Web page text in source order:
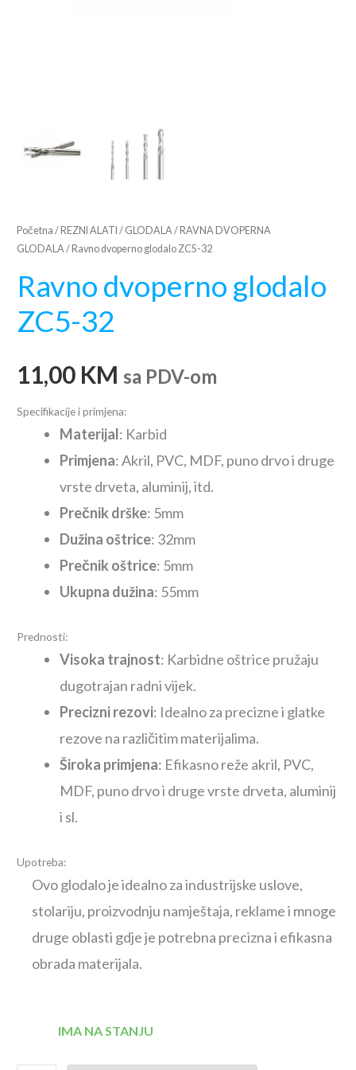
Početna / REZNI ALATI / GLODALA/ RAVNA DVOPERNA
GLODALA/ Ravno dvoperno glodalo ZC5-32
Ravno dvoperno glodalo
ZC5-32
11,00 KM sa PDV-om
Specifikacije i primjena:
Materijal: Karbid
Primjena: Akril, PVC, MDF, puno drvo i druge
vrste drveta, aluminij, itd.
Prečnik drške: 5mm
Dužina oštrice: 32mm
Prečnik oštrice: 5mm
Ukupna dužina: 55mm
Prednosti:
Visoka trajnost: Karbidne oštrice pružaju
dugotrajan radni vijek.
Precizni rezovi: Idealno za precizne i glatke
rezove na različitim materijalima.
Široka primjena: Efikasno reže akril, PVC,
MDF, puno drvo i druge vrste drveta, aluminij
i sl.
Upotreba:
Ovo glodalo je idealno za industrijske uslove,
stolariju, proizvodnju namještaja, reklame i mnoge
druge oblasti gdje je potrebna precizna i efikasna
obrada materijala.
IMA NA STANJU